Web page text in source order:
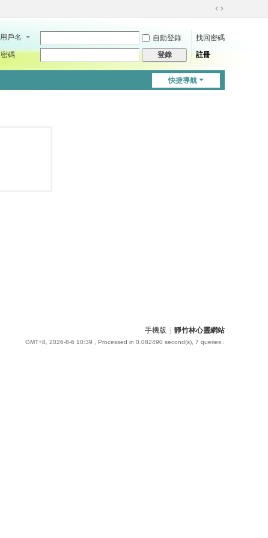
切
到
用戶名 自動登錄
找回密碼
密碼
登錄 註冊
快捷導航
手機版 靜竹林心靈網站
GMT+8, 2026-8-6 10:39 , Processed in 0.082490 second(s), 7 queries .